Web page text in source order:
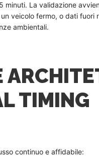
La validazione
veicolo fermo, o dati fuori
ambientali.
TIMING
continuo e affidabile: